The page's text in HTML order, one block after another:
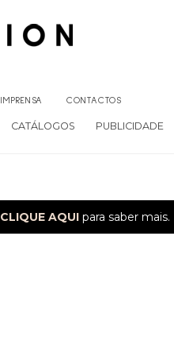
IMPRENSA CONTACTOS
CATÁLOGOS PUBLICIDADE
CLIQUE AQUIpara saber mais.